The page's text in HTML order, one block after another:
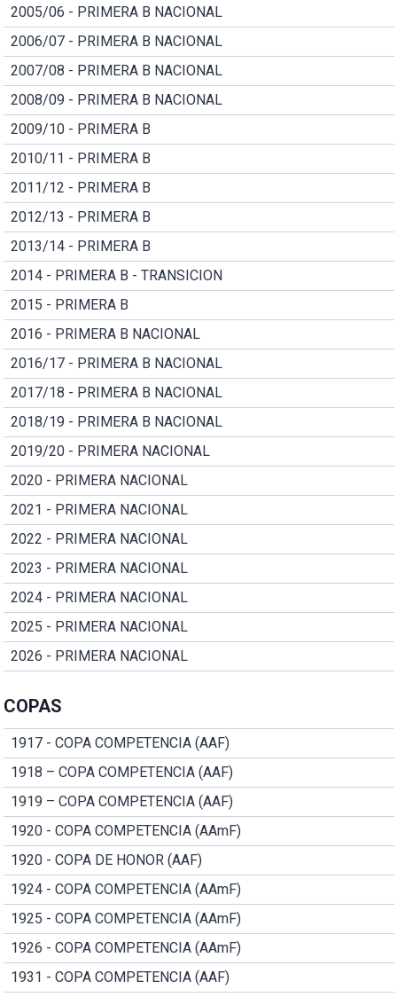
2005/06 - PRIMERA B NACIONAL
2006/07 - PRIMERA B NACIONAL
2007/08 - PRIMERA B NACIONAL
2008/09 - PRIMERA B NACIONAL
2009/10 - PRIMERA B
2010/11 - PRIMERA B
2011/12 - PRIMERA B
2012/13 - PRIMERA B
2013/14 - PRIMERA B
2014 - PRIMERA B - TRANSICION
2015 - PRIMERA B
2016 - PRIMERA B NACIONAL
2016/17 - PRIMERA B NACIONAL
2017/18 - PRIMERA B NACIONAL
2018/19 - PRIMERA B NACIONAL
2019/20 - PRIMERA NACIONAL
2020 - PRIMERA NACIONAL
2021 - PRIMERA NACIONAL
2022 - PRIMERA NACIONAL
2023 - PRIMERA NACIONAL
2024 - PRIMERA NACIONAL
2025 - PRIMERA NACIONAL
2026 - PRIMERA NACIONAL
COPAS
1917 - COPA COMPETENCIA (AAF)
1918 – COPA COMPETENCIA (AAF)
1919 – COPA COMPETENCIA (AAF)
1920 - COPA COMPETENCIA (AAmF)
1920 - COPA DE HONOR (AAF)
1924 - COPA COMPETENCIA (AAmF)
1925 - COPA COMPETENCIA (AAmF)
1926 - COPA COMPETENCIA (AAmF)
1931 - COPA COMPETENCIA (AAF)